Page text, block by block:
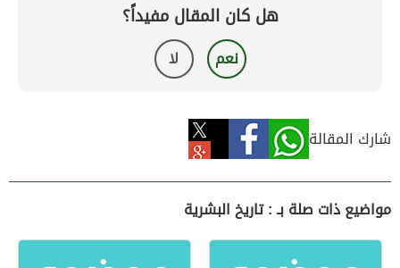
هل كان المقال مفيداً؟
نعم لا
شارك المقالة
مواضيع ذات صلة بـ : تاريخ البشرية